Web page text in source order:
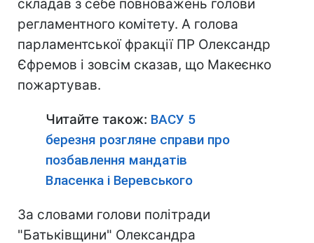
складав з себе повноважень голови
регламентного комітету. А голова
парламентської фракції ПР Олександр
Єфремов і зовсім сказав, що Макеєнко
пожартував.
Читайте також: ВАСУ 5
березня розгляне справи про
позбавлення мандатів
Власенка і Веревського
За словами голови політради
"Батьківщини" Олександра